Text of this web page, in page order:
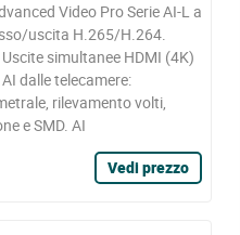
Video Pro Serie AI-L a
uscita H.265/H.264.
simultanee HDMI (4K)
dalle telecamere:
rilevamento volti,
e SMD. AI
Vedi prezzo